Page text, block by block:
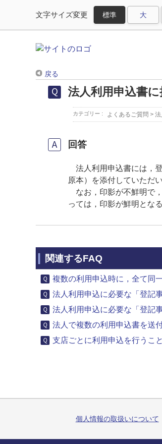
文字サイズ変更
戻る
法人利用申込書
カテゴリー : よくあるご質問 > 法
回答
法人利用申込書には，
原本）を添付していただ
なお，印影が不鮮明で
っては，印影が鮮明とな
関連するFAQ
複数の利用申込時に，全て同
法人利用申込に必要な「登記
法人利用申込に必要な「登記
法人で複数の利用申込書を送
支店ごとに利用申込を行うこ
個人情報の取扱いについて